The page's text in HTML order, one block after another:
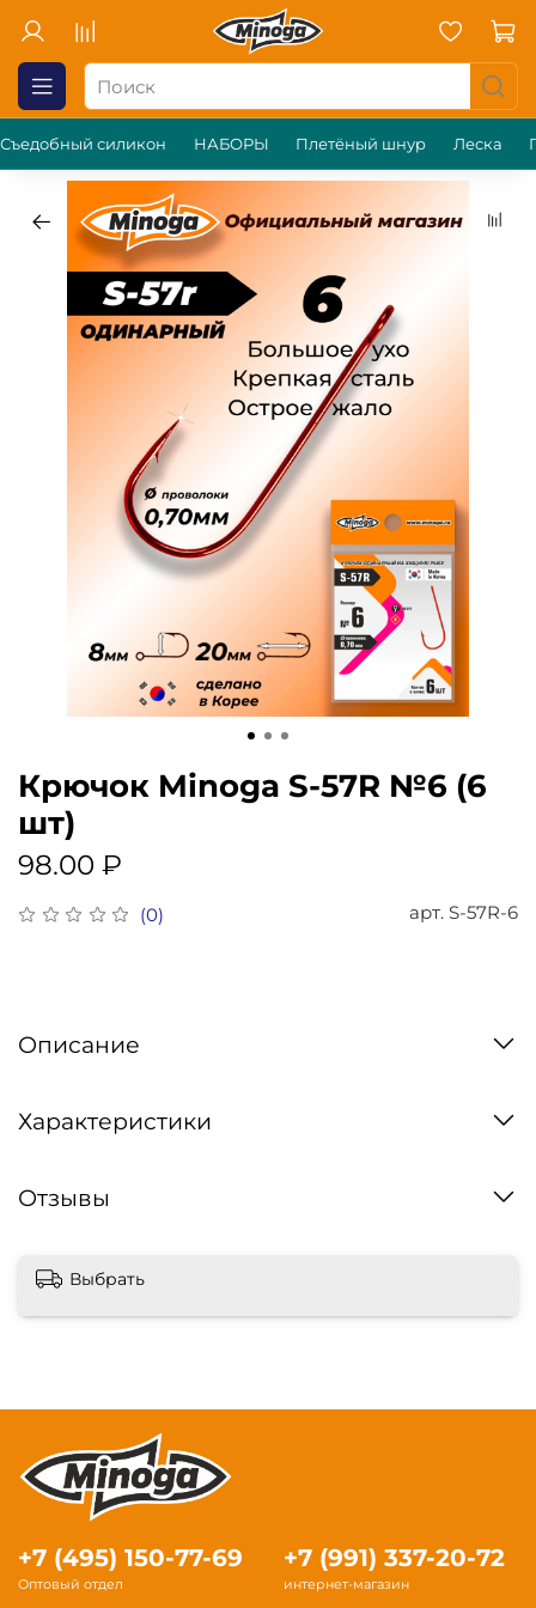
Съедобный силикон НАБОРЫ Плетёный шнур Леска
(0) арт. S-57R-6
Крючок Minoga S-57R №6 (6
шт)
98.00 ₽
Описание
Характеристики
Отзывы
Выбрать
+7 (495) 150-77-69
Оптовый отдел
+7 (991) 337-20-72
интернет-магазин